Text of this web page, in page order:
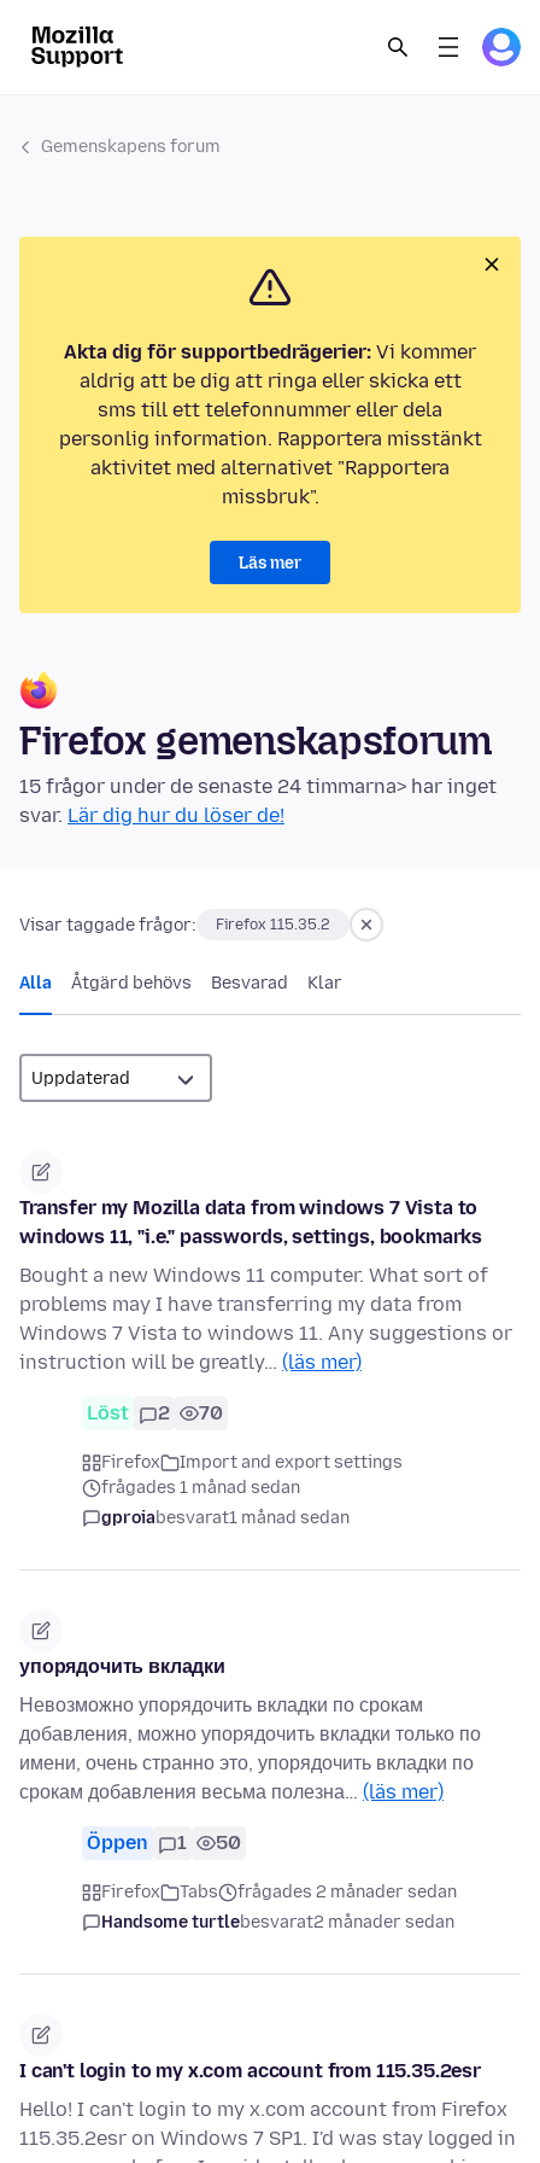
Gemenskapens forum
Akta dig för supportbedrägerier: Vi kommer
aldrig att be dig att ringa eller skicka ett
sms till ett telefonnummer eller dela
personlig information. Rapportera misstänkt
aktivitet med alternativet "Rapportera
missbruk".
Läs mer
Firefox gemenskapsforum
15 frågor under de senaste 24 timmarna> har inget
svar. Lär dig hur du löser de!
Visar taggade frågor: Firefox 115.35.2
Alla Åtgärd behövs Besvarad Klar
Transfer my Mozilla data from windows 7 Vista to
windows 11, "i.e." passwords, settings, bookmarks
Bought a new Windows 11 computer. What sort of
problems may I have transferring my data from
Windows 7 Vista to windows 11. Any suggestions or
instruction will be greatly… (läs mer)
Löst 2 70
Firefox
Import and export settings
frågades 1 månad sedan
gproiabesvarat1 månad sedan
упорядочить вкладки
Невозможно упорядочить вкладки по срокам
добавления, можно упорядочить вкладки только по
имени, очень странно это, упорядочить вкладки по
срокам добавления весьма полезна… (läs mer)
Öppen 1 50
Firefox Tabs
frågades 2 månader sedan
Handsome turtlebesvarat2 månader sedan
I can't login to my x.com account from 115.35.2esr
Hello! I can't login to my x.com account from Firefox
115.35.2esr on Windows 7 SP1. I'd was stay logged in